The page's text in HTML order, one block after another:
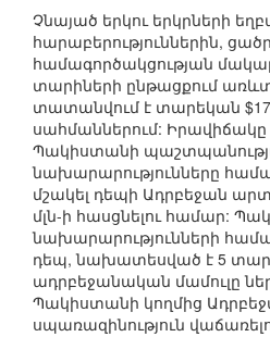
Չնայած երկու երկրների
հարաբերություններին,
համագործակցության
տարիների ընթացքում
տատանվում է տարեկան $17-
սահմաններում:
Պակիստանի
նախարարությունները
մշակել դեպի Ադրբեջան
մլն-ի հասցնելու համար:
նախարարությունների
դեպ, նախատեսված է 5
ադրբեջանական մամուլը
Պակիստանի կողմից
սպառազինություն